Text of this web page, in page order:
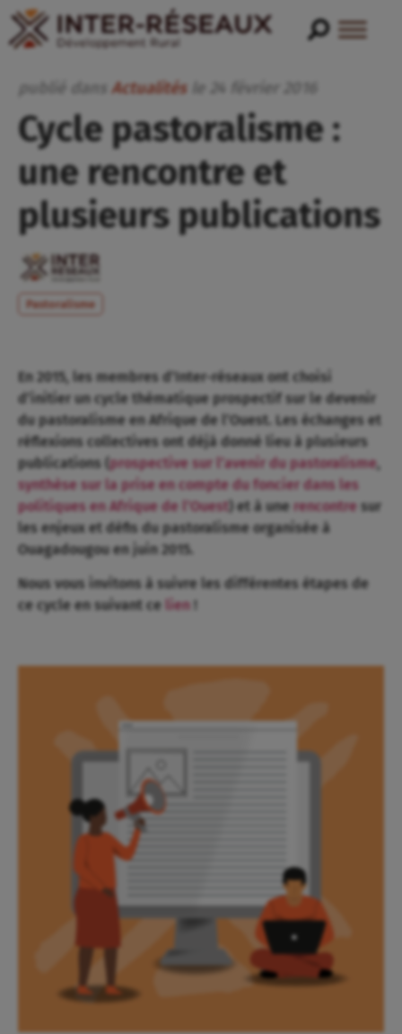
publié dans Actualités le 24 février
Cycle pastoralisme :
une rencontre et
plusieurs publications
Pastoralisme
En 2015, les membres d’Inter-réseaux ont choisi
d’initier un cycle thématique prospectif sur le devenir
du pastoralisme en Afrique de l’Ouest. Les échanges et
réflexions collectives ont déjà donné lieu à plusieurs
publications ( prospective sur l’avenir du pastoralisme,
synthèse sur la prise en compte du foncier dans les
politiques en Afrique de l’Ouest ) et à une rencontre sur
les enjeux et défis du pastoralisme organisée à
Ouagadougou en juin 2015.
Nous vous invitons à suivre les différentes étapes de
ce cycle en suivant ce
lien